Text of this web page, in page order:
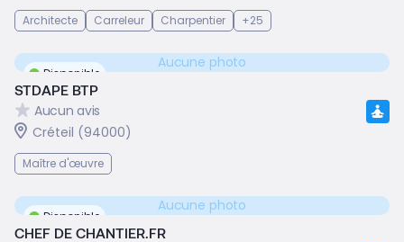
Architecte
Carreleur Charpentier +25
Disponible
Aucune photo
STDAPE BTP
Aucun avis
Créteil (94000)
Maître d'œuvre
Disponible
Aucune photo
CHEF DE CHANTIER.FR